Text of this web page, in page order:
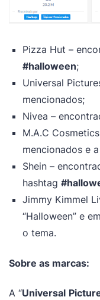
Pizza Hut –
#halloween;
Universal
mencionados;
Nivea –
M.A.C
mencionados e
Shein –
hashtag
Jimmy Kimmel
“Halloween” e
o tema.
Sobre as marcas:
A “Universal